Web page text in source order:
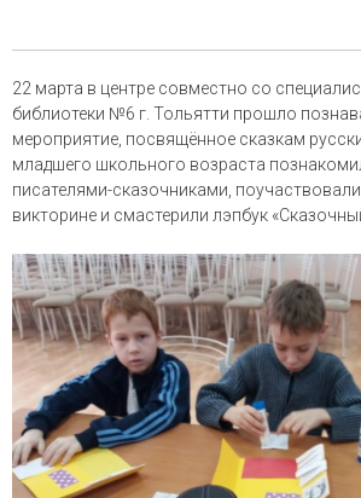
22 марта в центре совместно со
библиотеки №6 г. Тольятти прошло
мероприятие, посвящённое сказкам
младшего школьного возраста
писателями-сказочниками,
викторине и смастерили лэпбук